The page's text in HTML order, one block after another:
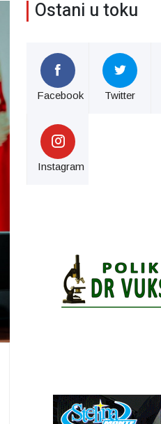
Ostani u toku
Facebook Twitter
Instagram